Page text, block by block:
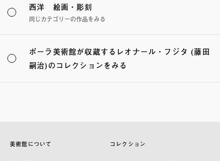
西洋 絵画・彫刻
同じカテゴリーの作品をみる
ポーラ美術館が収蔵するレオナール・フジタ (藤田
嗣治)のコレクションをみる
美術館について コレクション